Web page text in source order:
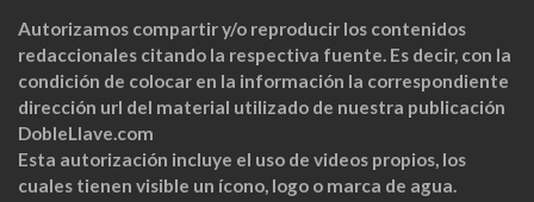
Autorizamos compartir y/o reproducir los contenidos
redaccionales citando la respectiva fuente. Es decir, con la
condición de colocar en la información la correspondiente
dirección url del material utilizado de nuestra publicación
DobleLlave.com
Esta autorización incluye el uso de videos propios, los
cuales tienen visible un ícono, logo o marca de agua.